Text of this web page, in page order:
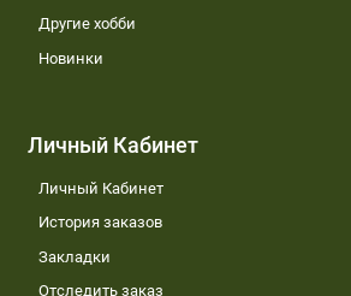
Другие хобби
Новинки
Личный Кабинет
Личный Кабинет
История заказов
Закладки
Отследить заказ